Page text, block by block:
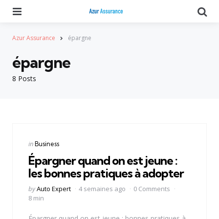
Azur Assurance épargne
8 Posts
épargne
Categories
Posted
in
inBusiness
Épargner quand on est jeune :
les bonnes pratiques à adopter
Posted
by
byAuto Expert 4 semaines ago
0 Comments
8 min